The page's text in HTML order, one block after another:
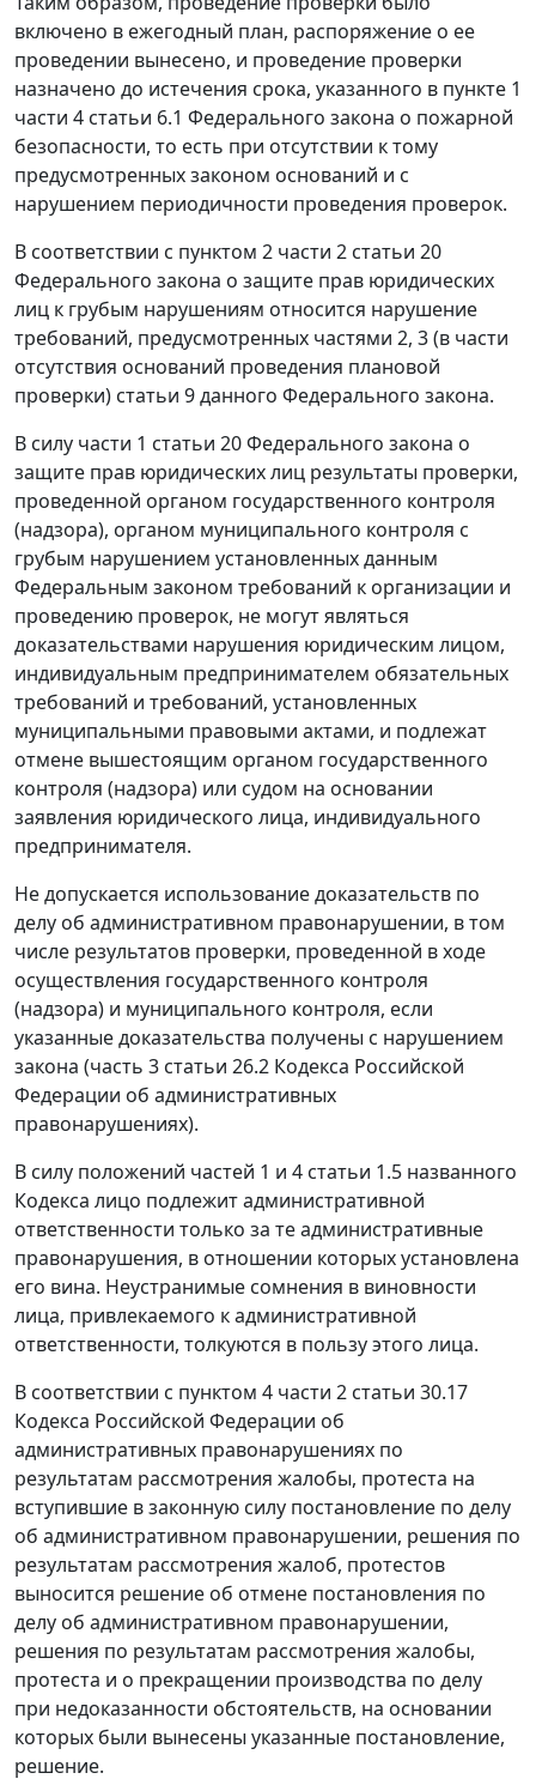
включено в ежегодный план, распоряжение о ее
проведении вынесено, и проведение проверки
назначено до истечения срока, указанного в пункте 1
части 4 статьи 6.1 Федерального закона о пожарной
безопасности, то есть при отсутствии к тому
предусмотренных законом оснований и с
нарушением периодичности проведения проверок.
В соответствии с пунктом 2 части 2 статьи 20
Федерального закона о защите прав юридических
лиц к грубым нарушениям относится нарушение
требований, предусмотренных частями 2, 3(в части
отсутствия оснований проведения плановой
проверки) статьи 9 данного Федерального закона.
В силу части 1 статьи 20Федерального закона о
защите прав юридических лиц результаты проверки,
проведенной органом государственного контроля
(надзора), органом муниципального контроля с
грубым нарушением установленных данным
Федеральным законом требований к организации и
проведению проверок, не могут являться
доказательствами нарушения юридическим лицом,
индивидуальным предпринимателем обязательных
требований и требований, установленных
муниципальными правовыми актами, и подлежат
отмене вышестоящим органом государственного
контроля (надзора) или судом на основании
заявления юридического лица, индивидуального
предпринимателя.
Не допускается использование доказательств по
делу об административном правонарушении, в том
числе результатов проверки, проведенной в ходе
осуществления государственного контроля
(надзора) и муниципального контроля, если
указанные доказательства получены с нарушением
закона (часть 3 статьи 26.2 Кодекса Российской
Федерации об административных
правонарушениях).
В силу положений частей 1 и 4 статьи 1.5 названного
Кодекса лицо подлежит административной
ответственности только за те административные
правонарушения, в отношении которых установлена
его вина. Неустранимые сомнения в виновности
лица, привлекаемого к административной
ответственности, толкуются в пользу этого лица.
В соответствии с пунктом 4 части 2 статьи 30.17
Кодекса Российской Федерации об
административных правонарушениях по
результатам рассмотрения жалобы, протеста на
вступившие в законную силу постановление по делу
об административном правонарушении, решения по
результатам рассмотрения жалоб, протестов
выносится решение об отмене постановления по
делу об административном правонарушении,
решения по результатам рассмотрения жалобы,
протеста и о прекращении производства по делу
при недоказанности обстоятельств, на основании
которых были вынесены указанные постановление,
решение.